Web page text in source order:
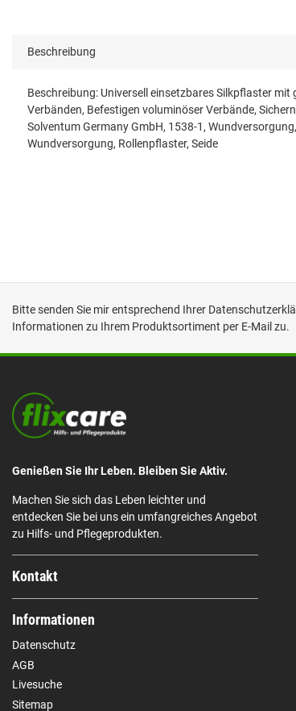
Beschreibung
Beschreibung: Universell einsetzbares Silkpflaster
Verbänden, Befestigen voluminöser Verbände,
Solventum Germany GmbH, 1538-1,
Wundversorgung, Rollenpflaster, Seide
Bitte senden Sie mir entsprechend Ihrer
Informationen zu Ihrem Produktsortiment per E-Mail zu.
Genießen Sie Ihr Leben. Bleiben Sie Aktiv.
Machen Sie sich das Leben leichter und
entdecken Sie bei uns ein umfangreiches Angebot
zu Hilfs- und Pflegeprodukten.
Kontakt
Informationen
Datenschutz
AGB
Livesuche
Sitemap